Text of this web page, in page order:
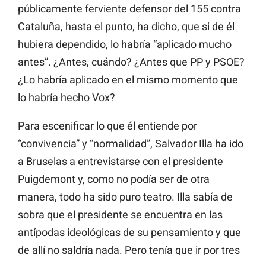
públicamente ferviente defensor del 155 contra
Cataluña, hasta el punto, ha dicho, que si de él
hubiera dependido, lo habría “aplicado mucho
antes”. ¿Antes, cuándo? ¿Antes que PP y PSOE?
¿Lo habría aplicado en el mismo momento que
lo habría hecho Vox?
Para escenificar lo que él entiende por
“convivencia” y “normalidad”, Salvador Illa ha ido
a Bruselas a entrevistarse con el presidente
Puigdemont y, como no podía ser de otra
manera, todo ha sido puro teatro. Illa sabía de
sobra que el presidente se encuentra en las
antípodas ideológicas de su pensamiento y que
de allí no saldría nada. Pero tenía que ir por tres